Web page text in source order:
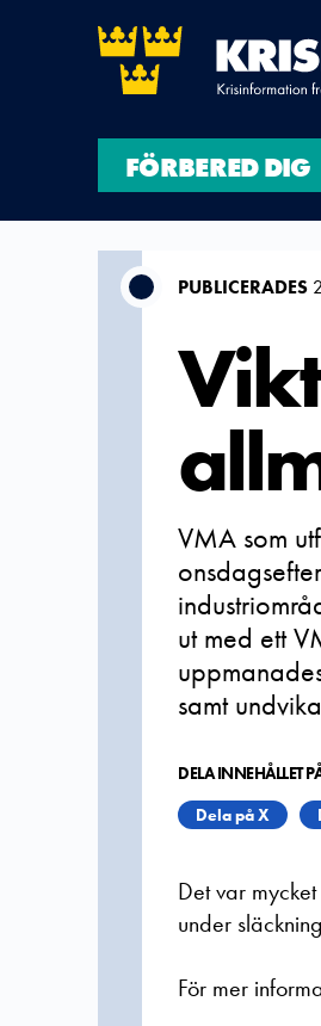
FÖRBERED DIG
PUBLICERADES
VMA som
ut med ett
samt
DELA INNEHÅLLET
Dela på X
Det var
under
För mer